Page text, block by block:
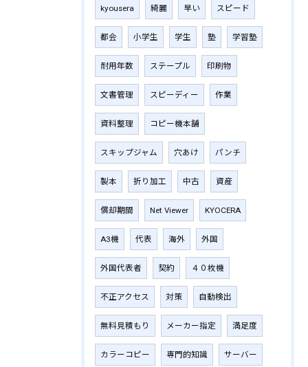
kyousera 綺麗 早い スピード
都会 小学生 学生 塾 学習塾
耐用年数 ステープル 印刷物
文書管理 スピーディー 作業
資料整理 コピー機本舗
スキップジャム 穴あけ パンチ
製本 折り加工 中古 資産
償却期間 Net Viewer KYOCERA
A3機 代表 海外 外国
外国代表者 契約 ４０枚機
不正アクセス 対策 自動検出
無料見積もり メーカー指定 満足度
カラーコピー 専門的知識 サーバー